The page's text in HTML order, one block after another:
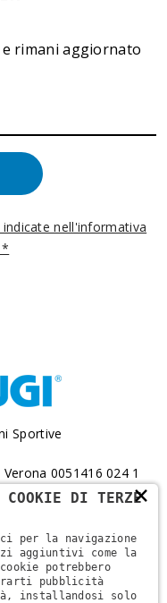
rimani aggiornato
nell'informativa
*
Sportive
0051416 024 1
I.v. - Posiz.
×
COOKIE DI TERZE
per la navigazione
aggiuntivi come la
potrebbero
pubblicità
installandosi solo